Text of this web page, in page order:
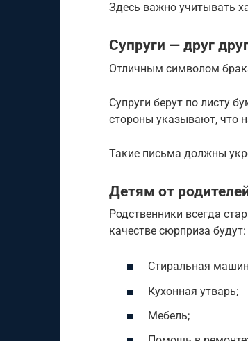
Здесь важно учитывать
Супруги — друг
Отличным символом
Супруги берут по листу
стороны указывают, что
Такие письма должны
Детям от
Родственники всегда
качестве сюрприза будут:
Стиральная
Кухонная утварь;
Мебель;